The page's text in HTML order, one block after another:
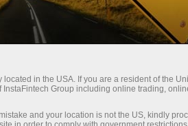
сиз ҳақиқатан
1:5000 гача кредит
учун
in the USA. If you are a resident of the
Group including online trading,
and your location is not the US, kindly